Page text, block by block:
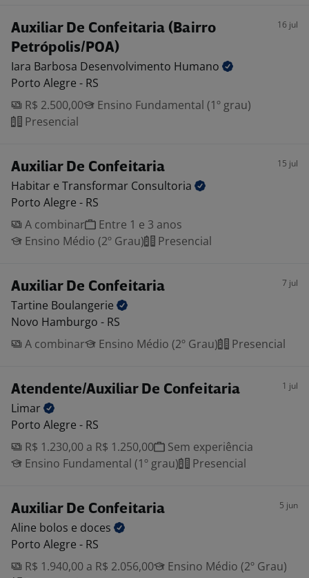
Auxiliar De Confeitaria (Bairro
Petrópolis/POA)
16 jul
Iara Barbosa Desenvolvimento Humano
Porto Alegre - RS
R$ 2.500,00
Ensino Fundamental (1º grau)
Presencial
Auxiliar De Confeitaria 15 jul
Habitar e Transformar Consultoria
Porto Alegre - RS
A combinar
Entre 1 e 3 anos
Ensino Médio (2º Grau)
Presencial
Auxiliar De Confeitaria 7 jul
Tartine Boulangerie
Novo Hamburgo - RS
A combinar
Ensino Médio (2º Grau) Presencial
Atendente/Auxiliar De Confeitaria 1 jul
Limar
Porto Alegre - RS
R$ 1.230,00 a R$ 1.250,00
Sem experiência
Ensino Fundamental (1º grau)
Presencial
Auxiliar De Confeitaria 5 jun
Aline bolos e doces
Porto Alegre - RS
R$ 1.940,00 a R$ 2.056,00
Ensino Médio (2º Grau)